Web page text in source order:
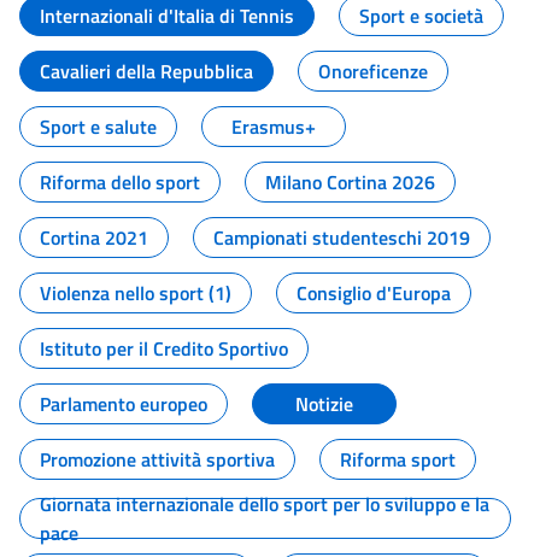
Internazionali d'Italia di Tennis
Sport e società
Cavalieri della Repubblica
Onoreficenze
Sport e salute
Erasmus+
Riforma dello sport
Milano Cortina 2026
Cortina 2021
Campionati studenteschi 2019
Violenza nello sport (1)
Consiglio d'Europa
Istituto per il Credito Sportivo
Parlamento europeo
Notizie
Promozione attività sportiva
Riforma sport
Giornata internazionale dello sport per lo sviluppo e la
pace